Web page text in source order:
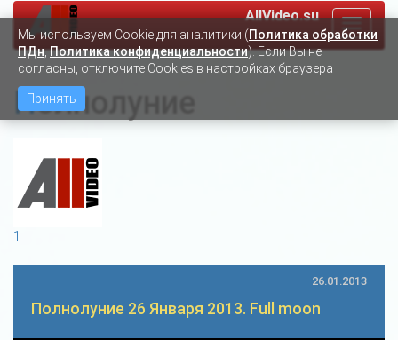
AllVideo.su
Полнолуние
1
26.01.2013
Полнолуние 26 Января 2013. Full moon
Мы используем Сookie для аналитики (Политика обработки
ПДн,Политика конфиденциальности). Если Вы не
согласны, отключите Cookies в настройках браузера
Принять